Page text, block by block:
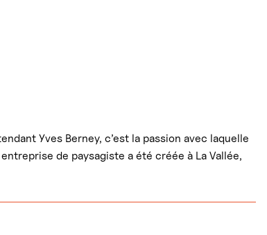
Yves Berney, c’est la passion avec laquelle
de paysagiste a été créée à La Vallée,